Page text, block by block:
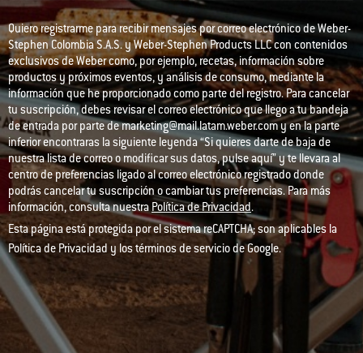
Quiero registrarme para recibir mensajes por correo electrónico de Weber-
Stephen Colombia S.A.S. y Weber-Stephen Products LLC con contenidos
exclusivos de Weber como, por ejemplo, recetas, información sobre
productos y próximos eventos, y análisis de consumo, mediante la
información que he proporcionado como parte del registro. Para cancelar
tu suscripción, debes revisar el correo electrónico que llego a tu bandeja
de entrada por parte de marketing@mail.latam.weber.com y en la parte
inferior encontraras la siguiente leyenda “Si quieres darte de baja de
nuestra lista de correo o modificar sus datos, pulse aquí” y te llevara al
centro de preferencias ligado al correo electrónico registrado donde
podrás cancelar tu suscripción o cambiar tus preferencias. Para más
información, consulta nuestra Política de Privacidad.
Esta página está protegida por el sistema reCAPTCHA; son aplicables la
Política de Privacidad y lostérminos de serviciode Google.